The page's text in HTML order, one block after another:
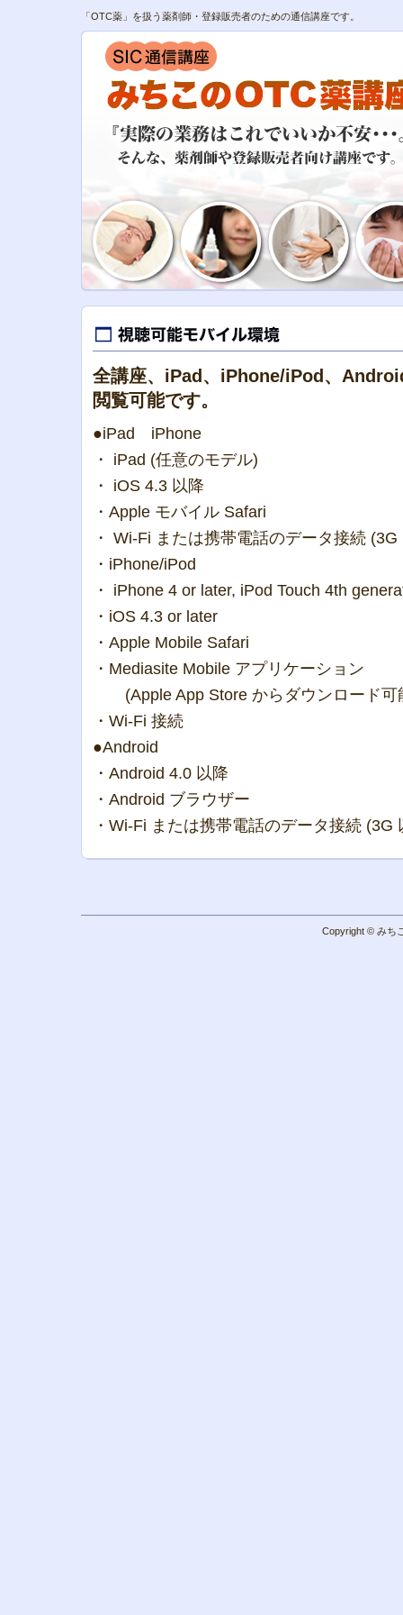
「OTC薬」を扱う薬剤師・登録販売者のための通信講座です。
全講座、iPad、iPhone/iPod、
閲覧可能です。
●iPad iPhone
・ iPad (任意のモデル)
・ iOS 4.3 以降
・Apple モバイル Safari
・ Wi-Fi または携帯電話のデータ接続 (3G
・iPhone/iPod
・ iPhone 4 or later, iPod Touch 4th
・iOS 4.3 or later
・Apple Mobile Safari
・Mediasite Mobile アプリケーション
(Apple App Store からダウンロード可
・Wi-Fi 接続
●Android
・Android 4.0 以降
・Android ブラウザー
・Wi-Fi または携帯電話のデータ接続 (3G
Copyright © みち